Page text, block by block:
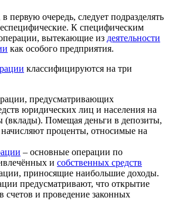
первую очередь, следует подразделять
К специфическим
вытекающие из деятельности
как особого предприятия.
классифицируются на три
предусматривающих
юридических лиц и населения на
(вклады). Помещая деньги в депозиты,
начисляют проценты, относимые на
– основные операции по
и собственных средств
приносящие наибольшие доходы.
предусматривают, что открытие
счетов и проведение законных